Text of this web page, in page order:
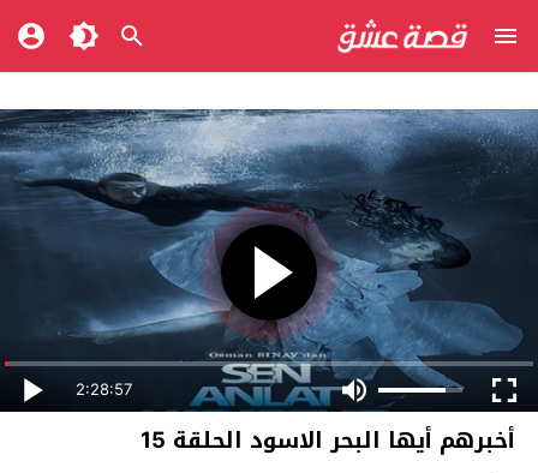
2:28:57
أخبرهم أيها البحر الاسود الحلقة 15